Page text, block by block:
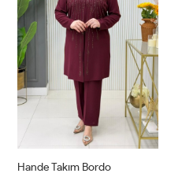
Hande Takım Bordo